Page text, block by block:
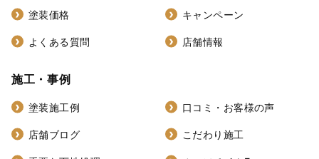
塗装価格 キャンペーン
よくある質問 店舗情報
施工・事例
塗装施工例 口コミ・お客様の声
店舗ブログ こだわり施工